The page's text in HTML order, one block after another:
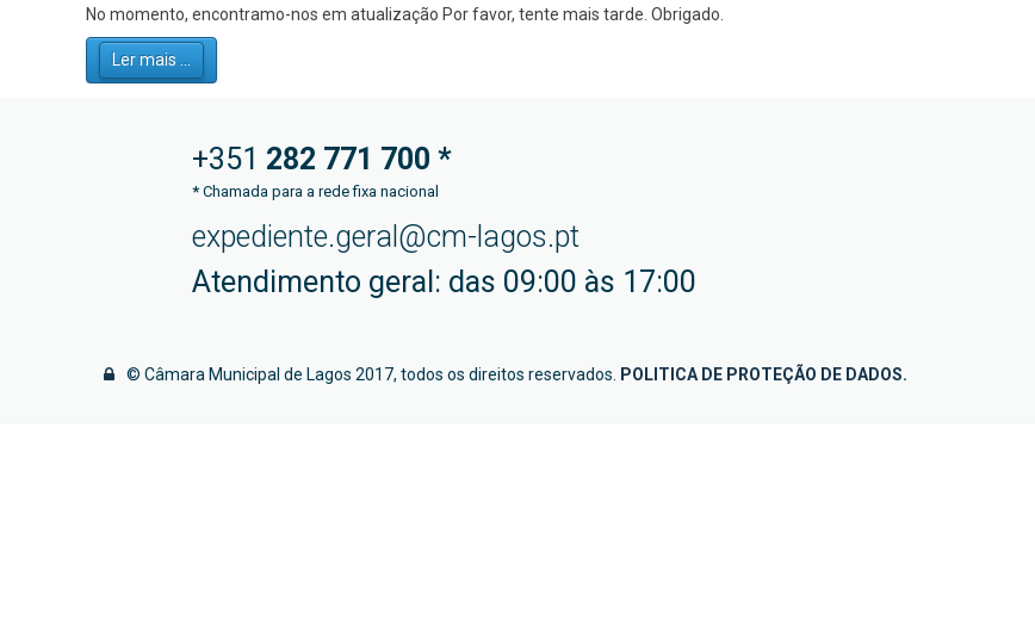
No momento, encontramo-nos em atualização Por favor, tente mais tarde. Obrigado.
Ler mais ...
+351 282 771 700 *
*Chamada para a rede fixa nacional
expediente.geral@cm-lagos.pt
Atendimento geral: das 09:00 às 17:00
© Câmara Municipal de Lagos 2017, todos os direitos reservados. POLITICA DE PROTEÇÃO DE DADOS.